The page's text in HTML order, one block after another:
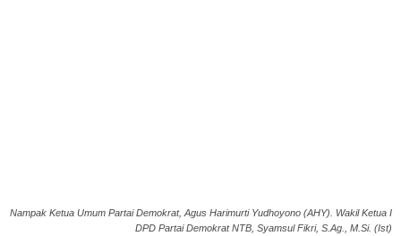
Nampak Ketua Umum Partai Demokrat, Agus Harimurti Yudhoyono (AHY). Wakil Ketua I
DPD Partai Demokrat NTB, Syamsul Fikri, S.Ag., M.Si. (Ist)